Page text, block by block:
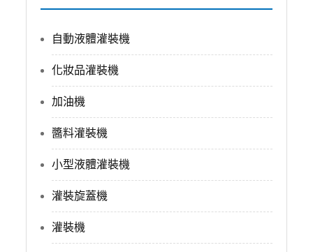
自動液體灌裝機
化妝品灌裝機
加油機
醬料灌裝機
小型液體灌裝機
灌裝旋蓋機
灌裝機